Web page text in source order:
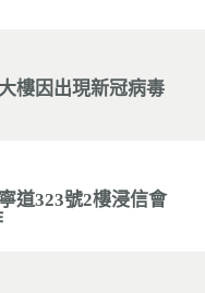
樓因出現新冠病毒
道323號2樓浸信會